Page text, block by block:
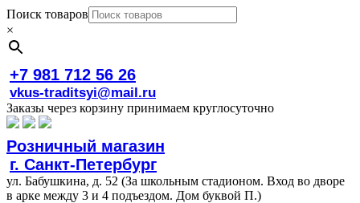
Поиск товаров
×
+7 981 712 56 26
vkus-traditsyi@mail.ru
Заказы через корзину принимаем круглосуточно
Розничный магазин
г. Санкт-Петербург
ул. Бабушкина, д. 52 (За школьным стадионом. Вход во дворе
в арке между 3 и 4 подъездом. Дом буквой П.)